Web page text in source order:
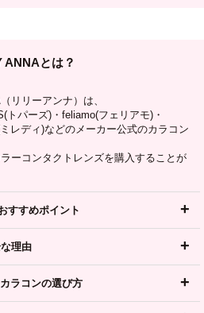
ANNAとは？
リリーアンナ）は、
トパーズ)・feliamo(フェリアモ)・
レディ)などのメーカー公式のカラコン
ーコンタクトレンズを購入することが
すすめポイント
理由
ラコンの選び方